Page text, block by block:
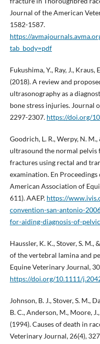
Journal of the American
1582-1587.
https://
tab_body=pdf
Fukushima, Y., Ray, J., Kraus,
(2018). A review and
ultrasonography as a
bone stress injuries. Journal
2297-2307. https://doi.org/
Goodrich, L. R., Werpy, N.
ultrasound the normal pelvis
fractures using rectal and
examination. En
American Association of
611). AAEP. https://
convention-san-antonio-
for-aiding-diagnosis-of-
Haussler, K. K., Stover, S. M.,
of the vertebral lamina and
Equine Veterinary Journal,
https://doi.org/10.1111/
Johnson, B. J., Stover, S. M.,
B. C., Anderson, M., Moore,
(1994). Causes of death in
Veterinary Journal, 26(4),